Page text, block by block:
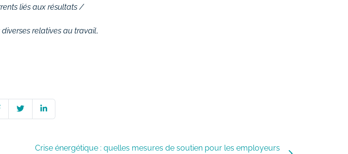
liés aux résultats /
relatives au travail,
Crise énergétique : quelles mesures de soutien pour les employeurs